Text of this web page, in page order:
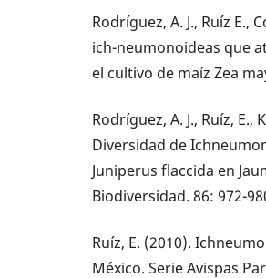
Rodríguez, A. J., Ruíz E.,
ich-neumonoideas que
el cultivo de maíz Zea
Rodríguez, A. J., Ruíz, E.,
Diversidad de
Juniperus flaccida en
Biodiversidad. 86: 972-
Ruíz, E. (2010).
México. Serie Avispas